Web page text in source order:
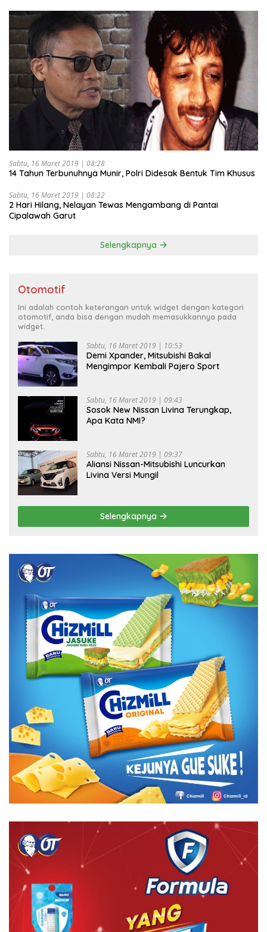
Sabtu, 16 Maret 2019 | 08:28
14 Tahun Terbunuhnya Munir, Polri Didesak Bentuk Tim Khusus
Sabtu, 16 Maret 2019 | 08:22
2 Hari Hilang, Nelayan Tewas Mengambang di Pantai
Cipalawah Garut
Selengkapnya
Otomotif
Ini adalah contoh keterangan untuk widget dengan kategori
otomotif, anda bisa dengan mudah memasukkannya pada
widget.
Sabtu, 16 Maret 2019 | 10:53
Demi Xpander, Mitsubishi Bakal
Mengimpor Kembali Pajero Sport
Sabtu, 16 Maret 2019 | 09:43
Sosok New Nissan Livina Terungkap,
Apa Kata NMI?
Sabtu, 16 Maret 2019 | 09:37
Aliansi Nissan-Mitsubishi Luncurkan
Livina Versi Mungil
Selengkapnya